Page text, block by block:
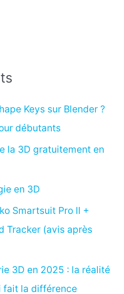
Keys sur Blender ?
débutants
la 3D gratuitement en
en 3D
Smartsuit Pro II +
Tracker (avis après
3D en 2025 : la réalité
fait la différence